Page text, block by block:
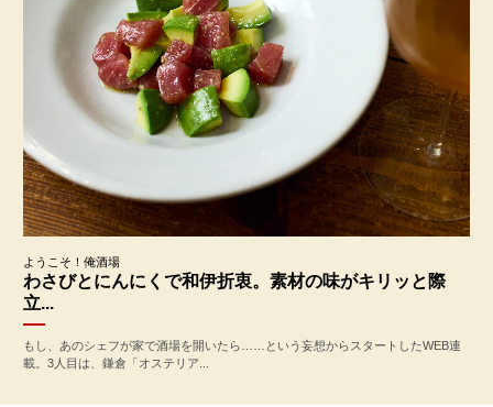
ようこそ！俺酒場
わさびとにんにくで和伊折衷。素材の味がキリッと際
立...
もし、あのシェフが家で酒場を開いたら……という妄想からスタートしたWEB連
載。3人目は、鎌倉「オステリア...